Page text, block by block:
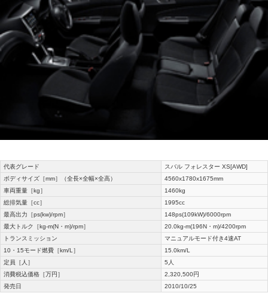
代表グレード
スバル フォレスター XS[AWD]
ボディサイズ［mm］（全長×全幅×全高）
4560x1780x1675mm
車両重量［kg］
1460kg
総排気量［cc］
1995cc
最高出力［ps(kw)/rpm］
148ps(109kW)/6000rpm
最大トルク［kg-m(N・m)/rpm］
20.0kg-m(196N・m)/4200rpm
トランスミッション
マニュアルモード付き4速AT
10・15モード燃費［km/L］
15.0km/L
定員［人］
5人
消費税込価格［万円］
2,320,500円
発売日
2010/10/25